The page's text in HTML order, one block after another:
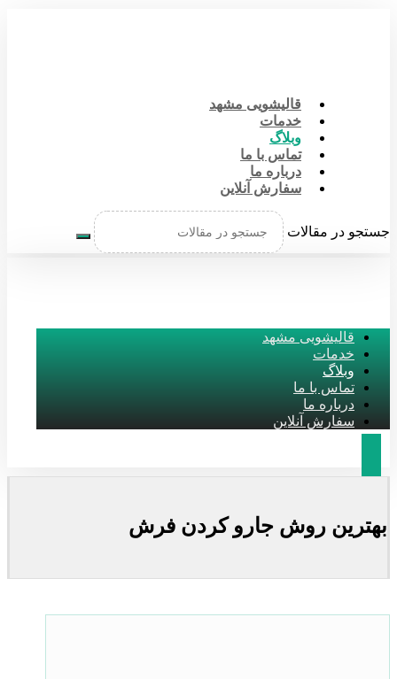
قالیشویی مشهد
خدمات
وبلاگ
تماس با ما
درباره ما
سفارش آنلاین
جستجو در مقالات
قالیشویی مشهد
خدمات
وبلاگ
تماس با ما
درباره ما
سفارش آنلاین
بهترین روش جارو کردن فرش